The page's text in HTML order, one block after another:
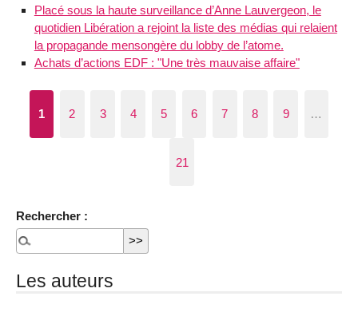
Placé sous la haute surveillance d’Anne Lauvergeon, le
quotidien Libération a rejoint la liste des médias qui relaient
la propagande mensongère du lobby de l’atome.
Achats d’actions EDF : "Une très mauvaise affaire"
1 2 3 4 5 6 7 8 9 …
21
Rechercher :
Les auteurs